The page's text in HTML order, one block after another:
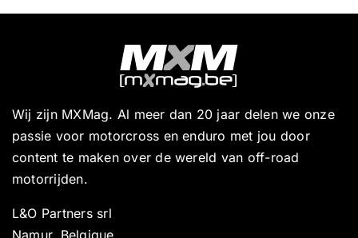
Wij zijn MXMag. Al meer dan 20 jaar delen we onze
passie voor motorcross en enduro met jou door
content te maken over de wereld van off-road
motorrijden.
L&O Partners srl
Namur, Belgique